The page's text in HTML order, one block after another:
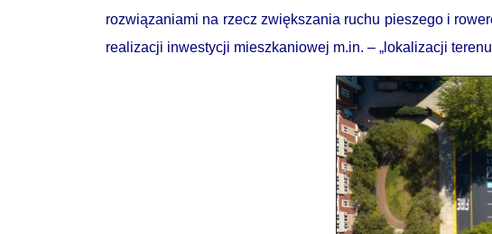
rozwiązaniami na rzecz zwiększania ruchu pieszego i
realizacji inwestycji mieszkaniowej m.in. – „lokalizacji